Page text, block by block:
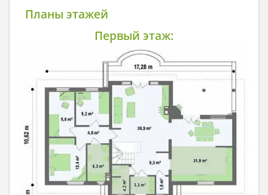
Планы этажей
Первый этаж: